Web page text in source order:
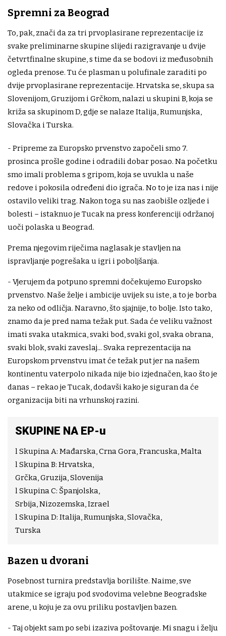
Spremni za Beograd
To, pak, znači da za tri prvoplasirane reprezentacije iz
svake preliminarne skupine slijedi razigravanje u dvije
četvrtfinalne skupine, s time da se bodovi iz međusobnih
ogleda prenose. Tu će plasman u polufinale zaraditi po
dvije prvoplasirane reprezentacije. Hrvatska se, skupa sa
Slovenijom, Gruzijom i Grčkom, nalazi u skupini B, koja se
križa sa skupinom D, gdje se nalaze Italija, Rumunjska,
Slovačka i Turska.
- Pripreme za Europsko prvenstvo započeli smo 7.
prosinca prošle godine i odradili dobar posao. Na početku
smo imali problema s gripom, koja se uvukla u naše
redove i pokosila određeni dio igrača. No to je iza nas i nije
ostavilo veliki trag. Nakon toga su nas zaobišle ozljede i
bolesti – istaknuo je Tucak na press konferenciji održanoj
uoči polaska u Beograd.
Prema njegovim riječima naglasak je stavljen na
ispravljanje pogrešaka u igri i poboljšanja.
- Vjerujem da potpuno spremni dočekujemo Europsko
prvenstvo. Naše želje i ambicije uvijek su iste, a to je borba
za neko od odličja. Naravno, što sjajnije, to bolje. Isto tako,
znamo da je pred nama težak put. Sada će veliku važnost
imati svaka utakmica, svaki bod, svaki gol, svaka obrana,
svaki blok, svaki zaveslaj... Svaka reprezentacija na
Europskom prvenstvu imat će težak put jer na našem
kontinentu vaterpolo nikada nije bio izjednačen, kao što je
danas – rekao je Tucak, dodavši kako je siguran da će
organizacija biti na vrhunskoj razini.
SKUPINE NA EP-u
l Skupina A: Mađarska, Crna Gora, Francuska, Malta
l Skupina B: Hrvatska,
Grčka, Gruzija, Slovenija
l Skupina C: Španjolska,
Srbija, Nizozemska, Izrael
l Skupina D: Italija, Rumunjska, Slovačka,
Turska
Bazen u dvorani
Posebnost turnira predstavlja borilište. Naime, sve
utakmice se igraju pod svodovima velebne Beogradske
arene, u koju je za ovu priliku postavljen bazen.
- Taj objekt sam po sebi izaziva poštovanje. Mi snagu i želju